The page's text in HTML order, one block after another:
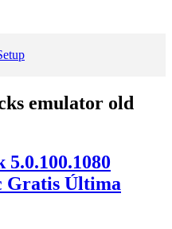
emulator old
Gratis Última